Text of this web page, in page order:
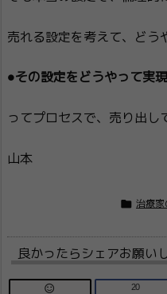
売れる設定を考えて、どう
●その設定をどうやって実
ってプロセスで、売り出し
山本
 治療家
良かったらシェアお願い
 20